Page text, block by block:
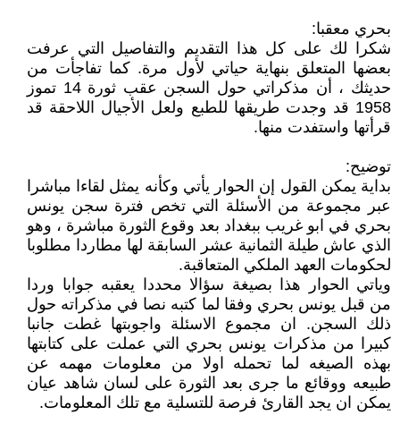
بحري معقبا:
شكرا لك على كل هذا التقديم والتفاصيل التي عرفت
بعضها المتعلق بنهاية حياتي لأول مرة. كما تفاجأت من
حديثك ، أن مذكراتي حول السجن عقب ثورة 14 تموز
1958 قد وجدت طريقها للطبع ولعل الأجيال اللاحقة قد
قرأتها واستفدت منها.
توضيح:
بداية يمكن القول إن الحوار يأتي وكأنه يمثل لقاءا مباشرا
عبر مجموعة من الأسئلة التي تخص فترة سجن يونس
بحري في ابو غريب ببغداد بعد وقوع الثورة مباشرة ، وهو
الذي عاش طيلة الثمانية عشر السابقة لها مطاردا مطلوبا
لحكومات العهد الملكي المتعاقبة.
وياتي الحوار هذا بصيغة سؤالا محددا يعقبه جوابا وردا
من قبل يونس بحري وفقا لما كتبه نصا في مذكراته حول
ذلك السجن. ان مجموع الاسئلة واجوبتها غطت جانبا
كبيرا من مذكرات يونس بحري التي عملت على كتابتها
بهذه الصيغه لما تحمله اولا من معلومات مهمه عن
طبيعه ووقائع ما جرى بعد الثورة على لسان شاهد عيان
يمكن ان يجد القارئ فرصة للتسلية مع تلك المعلومات.